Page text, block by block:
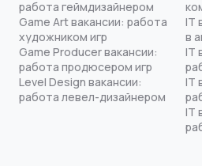
работа геймдизайнером
Game Art вакансии: работа
художником игр
Game Producer вакансии:
работа продюсером игр
Level Design вакансии:
работа левел-дизайнером
IT
в
IT
IT
IT